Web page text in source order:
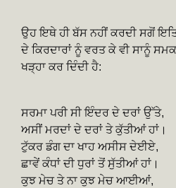
ਉਹ ਇਥੇ ਹੀ ਬੱਸ ਨਹੀਂ ਕਰਦੀ ਸਗੋਂ
ਦੇ ਕਿਰਦਾਰਾਂ ਨੂੰ ਵਰਤ ਕੇ ਵੀ ਸਾਨੂੰ
ਖੜ੍ਹਾ ਕਰ ਦਿੰਦੀ ਹੈ:
ਸਰਮਾ ਪਰੀ ਸੀ ਇੰਦਰ ਦੇ ਦਰਾਂ ਉੱਤੇ,
ਅਸੀਂ ਮਰਦਾਂ ਦੇ ਦਰਾਂ ਤੇ ਕੁੱਤੀਆਂ ਹਾਂ।
ਟੁੱਕਰ ਡੰਗ ਦਾ ਖਾਹ ਅਸੀਸ ਦੇਈਏ,
ਛਾਵੇਂ ਕੰਧਾਂ ਦੀ ਧੁਰਾਂ ਤੋਂ ਸੁੱਤੀਆਂ ਹਾਂ।
ਕੁਝ ਮੇਚ ਤੇ ਨਾ ਕੁਝ ਮੇਚ ਆਈਆਂ,